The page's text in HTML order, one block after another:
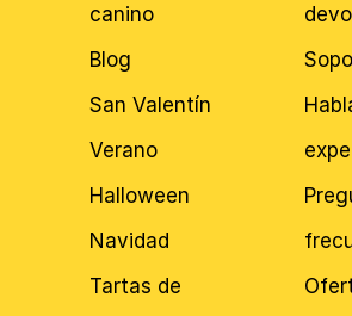
canino
Blog
San Valentín
Verano
Halloween
Navidad
Tartas de